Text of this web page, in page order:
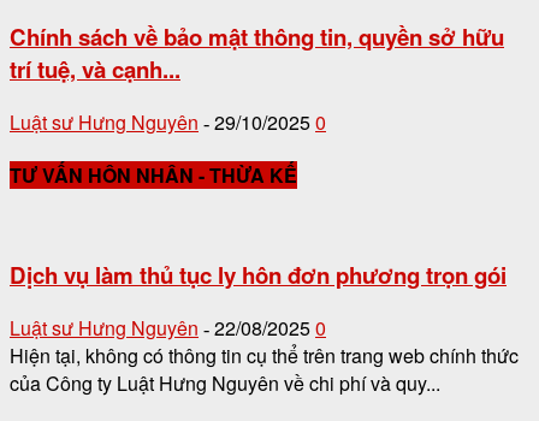
Chính sách về bảo mật thông tin, quyền sở hữu
trí tuệ, và cạnh...
Luật sư Hưng Nguyên - 29/10/20250
TƯ VẤN HÔN NHÂN - THỪA KẾ
Dịch vụ làm thủ tục ly hôn đơn phương trọn gói
Luật sư Hưng Nguyên - 22/08/20250
Hiện tại, không có thông tin cụ thể trên trang web chính thức
của Công ty Luật Hưng Nguyên về chi phí và quy...